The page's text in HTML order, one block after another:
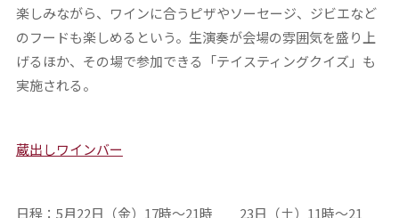
楽しみながら、ワインに合うピザやソーセージ、ジビエなど
のフードも楽しめるという。生演奏が会場の雰囲気を盛り上
げるほか、その場で参加できる「テイスティングクイズ」も
実施される。
蔵出しワインバー
日程：5月22日（金）17時～21時 23日（土）11時～21